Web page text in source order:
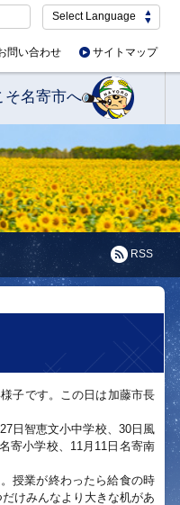
Select Language
問い合わせ サイトマップ
そ名寄市へ
RSS
子です。この日は加藤市長
日智恵文小中学校、30日風
寄小学校、11月11日名寄南
授業が終わったら給食の時
けみんなより大きな机があ